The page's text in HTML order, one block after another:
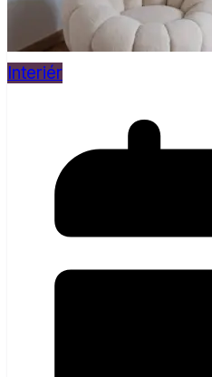
Interiér